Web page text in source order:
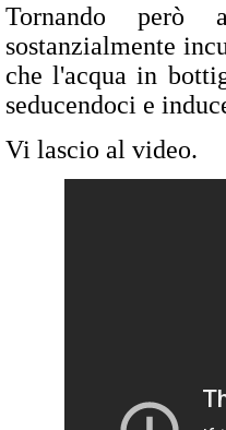
Tornando però
sostanzialmente
che l'acqua in
seducendoci e
Vi lascio al video.